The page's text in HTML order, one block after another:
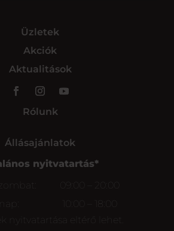
Üzletek
Akciók
Aktualitások
Rólunk
Állásajánlatok
nyitvatartás*
09:00 – 20:00
nyitvatartása eltérő lehet.